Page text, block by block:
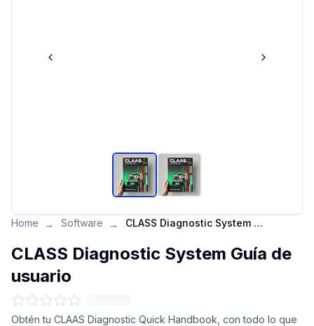
Home → Software → CLASS Diagnostic System Guía de usuario
CLASS Diagnostic System Guía de
usuario
Obtén tu CLAAS Diagnostic Quick Handbook, con todo lo que